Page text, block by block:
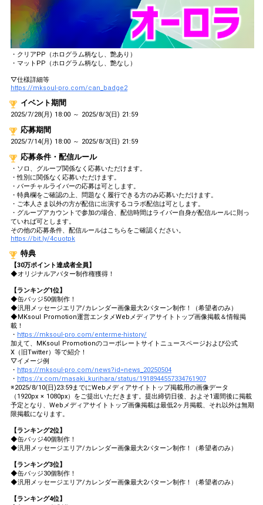
・クリアPP（ホログラム柄なし、艶あり）
・マットPP（ホログラム柄なし、艶なし）
▽仕様詳細等
https://mksoul-pro.com/can_badge2
イベント期間
2025/7/28(月) 18:00 ～ 2025/8/3(日) 21:59
応募期間
2025/7/14(月) 18:00 ～ 2025/8/3(日) 21:59
応募条件・配信ルール
・ソロ、グループ関係なく応募いただけます。
・性別に関係なく応募いただけます。
・バーチャルライバーの応募は可とします。
・特典欄をご確認の上、問題なく履行できる方のみ応募いただけます。
・ご本人さま以外の方が配信に出演するコラボ配信は可とします。
・グループアカウントで参加の場合、配信時間はライバー自身が配信ルールに則っ
ていれば可とします。
その他の応募条件、配信ルールはこちらをご確認ください。
https://bit.ly/4cuotpk
特典
【30万ポイント達成者全員】
◆オリジナルアバター制作権獲得！
【ランキング1位】
◆缶バッジ50個制作！
◆汎用メッセージエリア/カレンダー画像最大2パターン制作！（希望者のみ）
◆MKsoul Promotion運営エンタメWebメディアサイトトップ画像掲載＆情報掲
載！
・ https://mksoul-pro.com/enterme-history/
加えて、MKsoul Promotionのコーポレートサイトニュースページおよび公式
X（旧Twitter）等で紹介！
▽イメージ例
・ https://mksoul-pro.com/news?id=news_20250504
・ https://x.com/masaki_kurihara/status/1918944557334761907
※2025/8/10(日)23:59までにWebメディアサイトトップ掲載用の画像データ
（1920px × 1080px）をご提出いただきます。提出締切日後、およそ1週間後に掲載
予定となり、Webメディアサイトトップ画像掲載は最低2ヶ月掲載、それ以外は無期
限掲載になります。
【ランキング2位】
◆缶バッジ40個制作！
◆汎用メッセージエリア/カレンダー画像最大2パターン制作！（希望者のみ）
【ランキング3位】
◆缶バッジ30個制作！
◆汎用メッセージエリア/カレンダー画像最大2パターン制作！（希望者のみ）
【ランキング4位】